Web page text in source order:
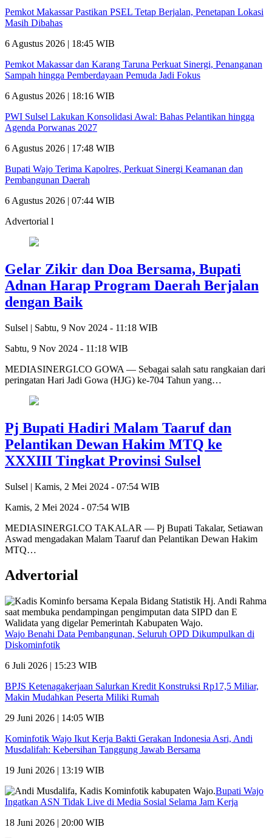
Pemkot Makassar Pastikan PSEL Tetap Berjalan, Penetapan Lokasi
Masih Dibahas
6 Agustus 2026 | 18:45 WIB
Pemkot Makassar dan Karang Taruna Perkuat Sinergi, Penanganan
Sampah hingga Pemberdayaan Pemuda Jadi Fokus
6 Agustus 2026 | 18:16 WIB
PWI Sulsel Lakukan Konsolidasi Awal: Bahas Pelantikan hingga
Agenda Porwanas 2027
6 Agustus 2026 | 17:48 WIB
Bupati Wajo Terima Kapolres, Perkuat Sinergi Keamanan dan
Pembangunan Daerah
6 Agustus 2026 | 07:44 WIB
Advertorial l
Gelar Zikir dan Doa Bersama, Bupati
Adnan Harap Program Daerah Berjalan
dengan Baik
Sulsel | Sabtu, 9 Nov 2024 - 11:18 WIB
Sabtu, 9 Nov 2024 - 11:18 WIB
MEDIASINERGI.CO GOWA — Sebagai salah satu rangkaian dari
peringatan Hari Jadi Gowa (HJG) ke-704 Tahun yang…
Pj Bupati Hadiri Malam Taaruf dan
Pelantikan Dewan Hakim MTQ ke
XXXIII Tingkat Provinsi Sulsel
Sulsel | Kamis, 2 Mei 2024 - 07:54 WIB
Kamis, 2 Mei 2024 - 07:54 WIB
MEDIASINERGI.CO TAKALAR — Pj Bupati Takalar, Setiawan
Aswad mengadakan Malam Taaruf dan Pelantikan Dewan Hakim
MTQ…
Advertorial
Wajo Benahi Data Pembangunan, Seluruh OPD Dikumpulkan di
Diskominfotik
6 Juli 2026 | 15:23 WIB
BPJS Ketenagakerjaan Salurkan Kredit Konstruksi Rp17,5 Miliar,
Makin Mudahkan Peserta Miliki Rumah
29 Juni 2026 | 14:05 WIB
Kominfotik Wajo Ikut Kerja Bakti Gerakan Indonesia Asri, Andi
Musdalifah: Kebersihan Tanggung Jawab Bersama
19 Juni 2026 | 13:19 WIB
Bupati Wajo
Ingatkan ASN Tidak Live di Media Sosial Selama Jam Kerja
18 Juni 2026 | 20:00 WIB